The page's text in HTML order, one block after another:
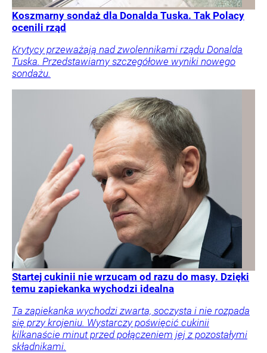
Koszmarny sondaż dla Donalda Tuska. Tak Polacy
ocenili rząd
Krytycy przeważają nad zwolennikami rządu Donalda
Tuska. Przedstawiamy szczegółowe wyniki nowego
sondażu.
Startej cukinii nie wrzucam od razu do masy. Dzięki
temu zapiekanka wychodzi idealna
Ta zapiekanka wychodzi zwarta, soczysta i nie rozpada
się przy krojeniu. Wystarczy poświęcić cukinii
kilkanaście minut przed połączeniem jej z pozostałymi
składnikami.